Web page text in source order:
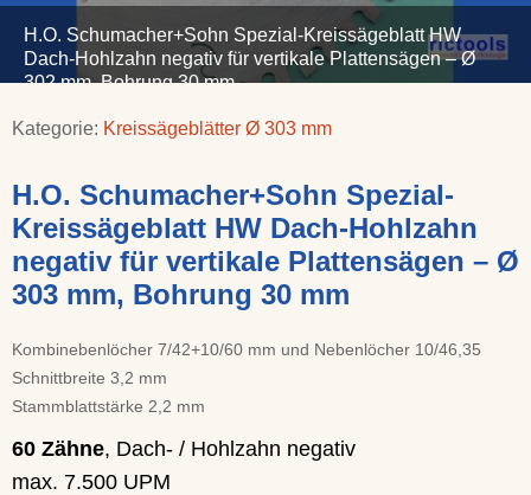
H.O. Schumacher+Sohn Spezial-Kreissägeblatt HW
Dach-Hohlzahn negativ für vertikale Plattensägen – Ø
302 mm, Bohrung 30 mm
Kategorie: Kreissägeblätter Ø 303 mm
H.O. Schumacher+Sohn Spezial-
Kreissägeblatt HW Dach-Hohlzahn
negativ für vertikale Plattensägen – Ø
303 mm, Bohrung 30 mm
Kombinebenlöcher 7/42+10/60 mm und Nebenlöcher 10/46,35
Schnittbreite 3,2 mm
Stammblattstärke 2,2 mm
60 Zähne, Dach- / Hohlzahn negativ
max. 7.500 UPM